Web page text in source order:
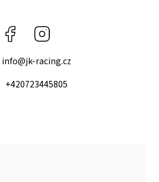
Facebook
info@jk-racing.cz
+420723445805